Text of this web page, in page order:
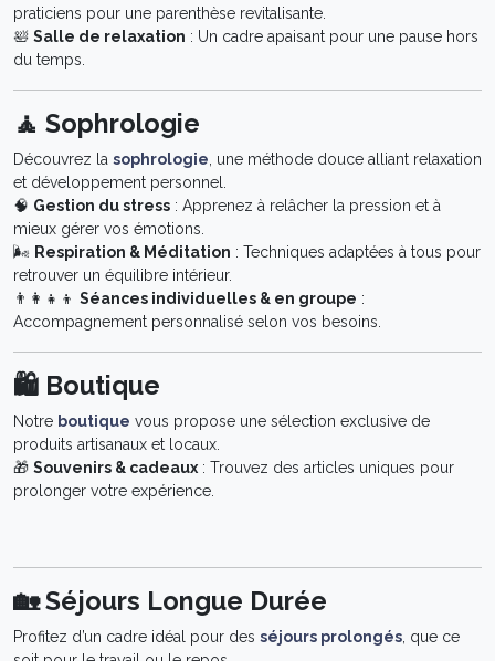
praticiens pour une parenthèse revitalisante.
🛀 Salle de relaxation : Un cadre apaisant pour une pause hors
du temps.
🧘 Sophrologie
Découvrez la sophrologie , une méthode douce alliant relaxation
et développement personnel.
🧠 Gestion du stress : Apprenez à relâcher la pression et à
mieux gérer vos émotions.
🌬 Respiration & Méditation : Techniques adaptées à tous pour
retrouver un équilibre intérieur.
👨‍👩‍👧‍👦 Séances individuelles & en groupe :
Accompagnement personnalisé selon vos besoins.
🛍 Boutique
Notre boutique vous propose une sélection exclusive de
produits artisanaux et locaux.
🎁 Souvenirs & cadeaux : Trouvez des articles uniques pour
prolonger votre expérience.
🏡 Séjours Longue Durée
Profitez d’un cadre idéal pour des séjours prolongés , que ce